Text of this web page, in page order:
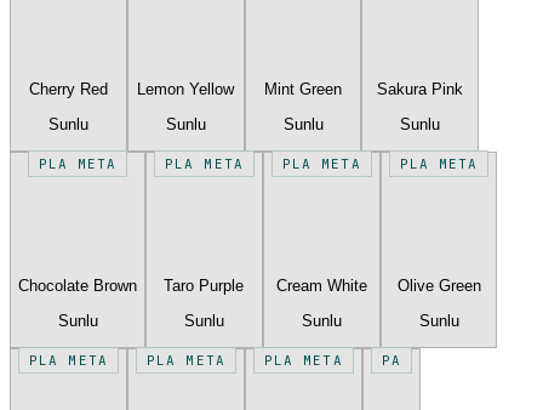
Cherry Red
Sunlu
Lemon Yellow
Sunlu
Mint Green
Sunlu
Sakura Pink
Sunlu
PLA META
Chocolate Brown
Sunlu
PLA META
Taro Purple
Sunlu
PLA META
Cream White
Sunlu
PLA META
Olive Green
Sunlu
PLA META PLA META PLA META PA